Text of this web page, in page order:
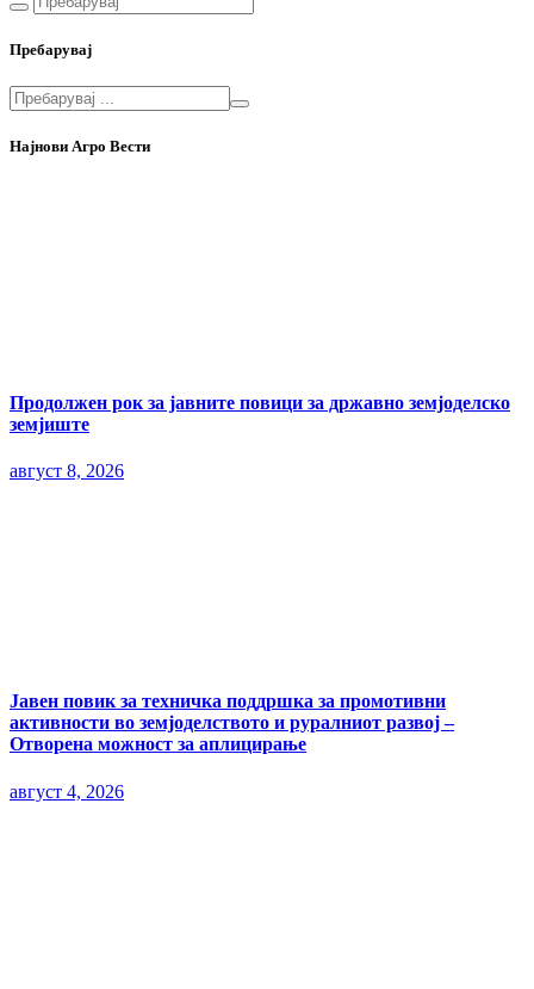
Пребарувај
Најнови Агро Вести
Продолжен рок за јавните повици за државно земјоделско
земјиште
август 8, 2026
Јавен повик за техничка поддршка за промотивни
активности во земјоделството и руралниот развој –
Отворена можност за аплицирање
август 4, 2026